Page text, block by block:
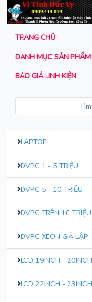
TRANG CHỦ
DANH MỤC SẢN PHẨM
BÁO GIÁ LINH KIỆN
LAPTOP
DVPC 1 - 5 TRIỆU
DVPC 5 - 10 TRIỆU
DVPC TRÊN 10 TRIỆU
DVPC XEON GIẢ LẬP
LCD 19INCH - 20INCH
LCD 22INCH - 23INCH